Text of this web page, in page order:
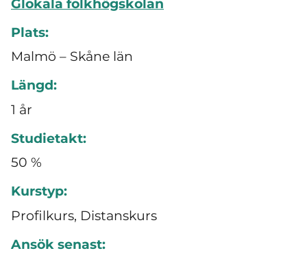
Glokala folkhögskolan
Plats:
Malmö – Skåne län
Längd:
1 år
Studietakt:
50 %
Kurstyp:
Profilkurs, Distanskurs
Ansök senast: